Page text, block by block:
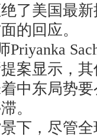
了美国最
的回应。
案显示，
中东局势
。
，尽管全